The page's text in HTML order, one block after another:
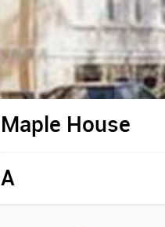
Maple House
A